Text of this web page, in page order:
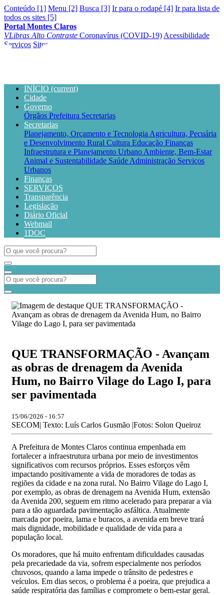
Conteúdo [1] Menu [2] Busca [3] Ir para o rodapé [4] Ir para lista de
todos os sites [5]
Portal Montes Claros
VLibras Alto Contraste Coronavírus (COVID-19) Acessibilidade
Serviços Sites
INÍCIO (current)
Cidade
Governo
Órgãos Prefeitura Secretarias
Secretarias
Planejamento, Orçamento e Tecnologia Agricultura, Pecuária
e Desenvolvimento Rural Cultura Educação Finanças
Infraestrutura e Planejamento Urbano Ambiente, Bem-Estar
Animal e Sustentabilidade Saúde Administração Serviços
Urbanos
Finanças
SERVIÇOS
Transparência
Legislação
Diário Oficial
Webmail
1DOC
QUE TRANSFORMAÇÃO - Avançam
as obras de drenagem da Avenida
Hum, no Bairro Vilage do Lago I, para
ser pavimentada
15/06/2026 - 16:57
SECOM| Texto: Luís Carlos Gusmão |Fotos: Solon Queiroz
A Prefeitura de Montes Claros continua empenhada em
fortalecer a infraestrutura urbana por meio de investimentos
significativos com recursos próprios. Esses esforços vêm
impactando positivamente a vida de moradores de todas as
regiões da cidade e na zona rural. No Bairro Vilage do Lago I,
por exemplo, as obras de drenagem na Avenida Hum, extensão
da Avenida 200, seguem em ritmo acelerado para preparar a via
para a tão aguardada pavimentação asfáltica. Atualmente
marcada por poeira, lama e buracos, a avenida em breve trará
mais dignidade, mobilidade e qualidade de vida para a
população local.
Os moradores, que há muito enfrentam dificuldades causadas
pela precariedade da via, sofrem especialmente nos períodos
chuvosos, quando a lama impede o trânsito de pedestres e
veículos. Em dias secos, o problema é a poeira, que prejudica a
saúde respiratória das famílias e compromete o bem-estar geral.